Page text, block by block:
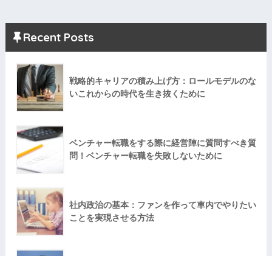
Recent Posts
戦略的キャリアの積み上げ方：ロールモデルのな
いこれからの時代を生き抜くために
ベンチャー転職をする際に経営陣に質問すべき質
問！ベンチャー転職を失敗しないために
社内政治の基本：ファンを作って車内でやりたい
ことを実現させる方法